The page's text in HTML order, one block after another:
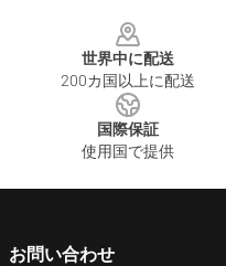
世界中に配送
200カ国以上に配送
国際保証
使用国で提供
お問い合わせ